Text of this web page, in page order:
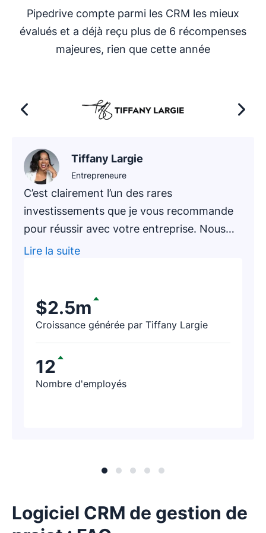
Pipedrive compte parmi les CRM les mieux
évalués et a déjà reçu plus de 6 récompenses
majeures, rien que cette année
C’est clairement l’un des rares
investissements que je vous recommande
pour réussir avec votre entreprise. Nous
avons récemment proposé à un nouveau
exercice de prospection sur Pipedrive.
Quelques heures plus tard, leur
viens de générer 188 000 $ de chiffre
d'affaires grâce à Pipedrive ! »
Lire la suite
Tiffany Largie
Entrepreneure
Croissance générée par Tiffany Largie
$2.5m
Nombre d'employés
12
Logiciel CRM de gestion de